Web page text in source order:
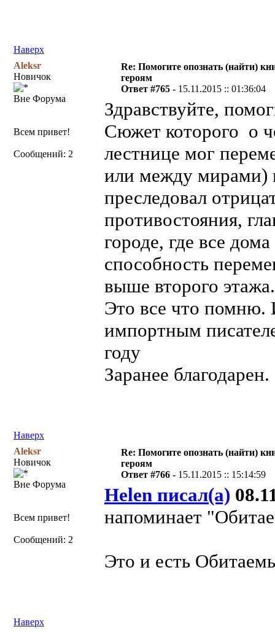
Наверх
Aleksr
Новичок
Вне Форума
Всем привет!
Сообщений: 2
Re: Помогите опознать (найти)
героям
Ответ #765 - 15.11.2015 :: 01:36:04
Здравствуйте,
Сюжет которого о
лестнице мог
или между мирами)
преследовал
противостояния,
городе, где все
способность
выше второго этажа.
Это все что помню.
импортным
году
Заранее благодарен.
Наверх
Aleksr
Новичок
Вне Форума
Всем привет!
Сообщений: 2
Re: Помогите опознать (найти)
героям
Ответ #766 - 15.11.2015 :: 15:14:59
Helen писал(а)
напоминает
Это и есть
Наверх